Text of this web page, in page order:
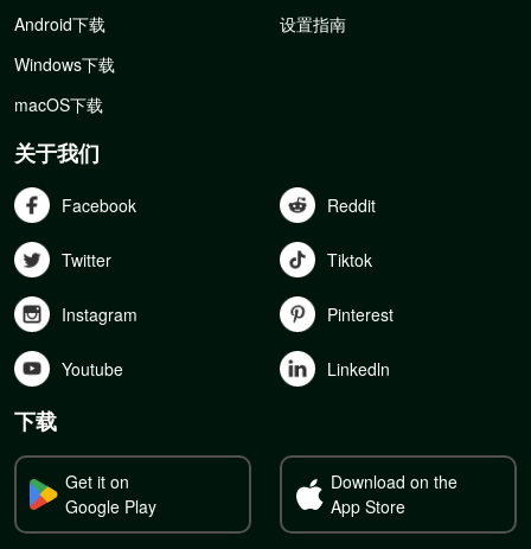
Android下载
Windows下载
macOS下载
设置指南
关于我们
Facebook Reddit
Twitter Tiktok
Instagram Pinterest
Youtube Linkedln
下载
Get it on
Google Play
Download on the
App Store